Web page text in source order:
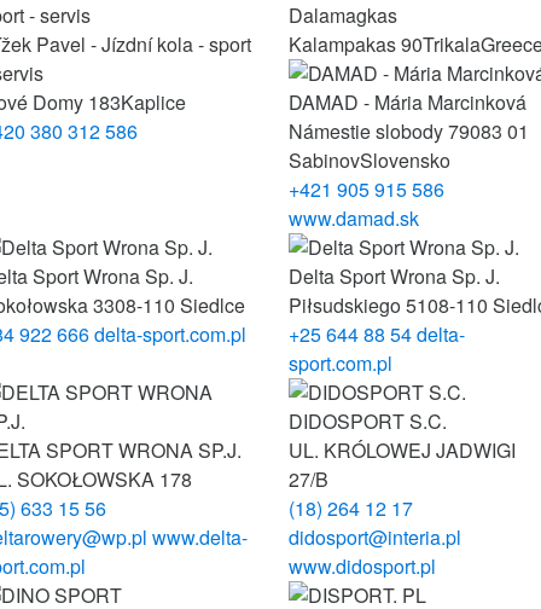
Pavel - Jízdní kola - sport
Domy 183Kaplice
380 312 586
Dalamagkas
Kalampakas 90Trikala
DAMAD - Mária Marcinková
Námestie slobody 79083 01
SabinovSlovensko
+421 905 915 586
www.damad.sk
Sport Wrona Sp. J.
3308-110 Siedlce
922 666delta-sport.com.pl
Delta Sport Wrona Sp. J.
Piłsudskiego 5108-110
+25 644 88 54delta-
sport.com.pl
SPORT WRONA SP.J.
SOKOŁOWSKA 178
633 15 56
www.delta-
DIDOSPORT S.C.
UL. KRÓLOWEJ JADWIGI
27/B
(18) 264 12 17
didosport@interia.pl
www.didosport.pl